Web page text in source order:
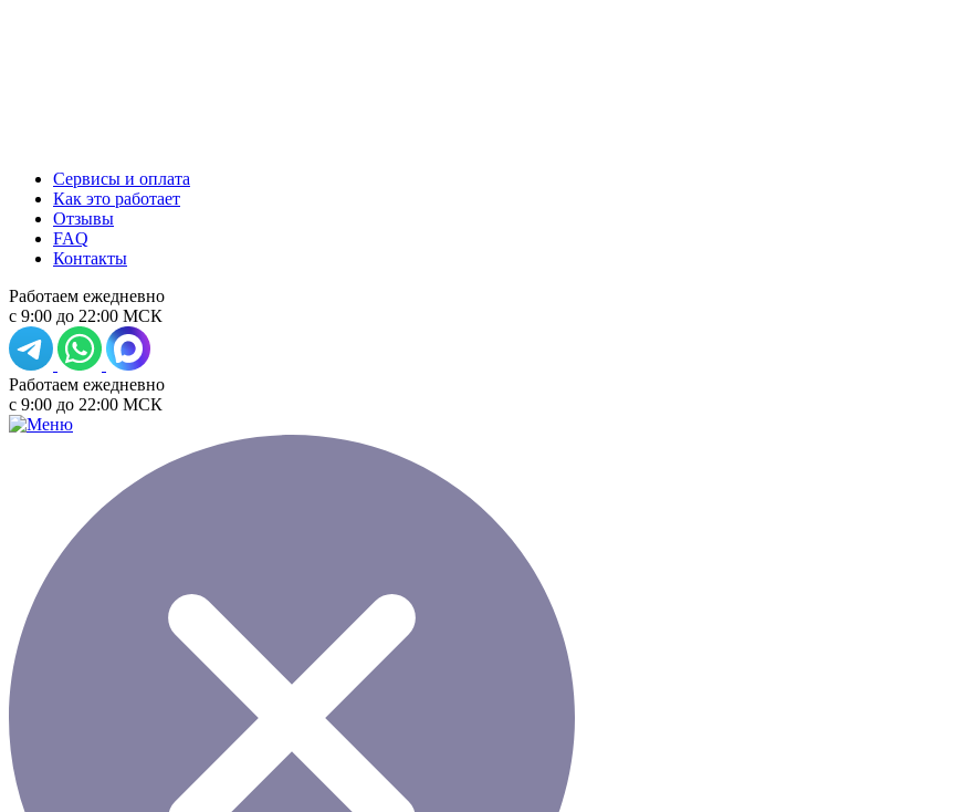
Сервисы и оплата
Как это работает
Отзывы
FAQ
Контакты
Работаем ежедневно
с 9:00 до 22:00 МСК
Работаем ежедневно
с 9:00 до 22:00 МСК